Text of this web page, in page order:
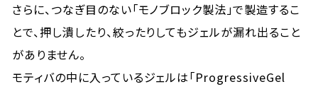
さらに、つなぎ目のない「モノブロック製法」で製造するこ
とで、押し潰したり、絞ったりしてもジェルが漏れ出ること
がありません。
モティバの中に入っているジェルは「ProgressiveGel